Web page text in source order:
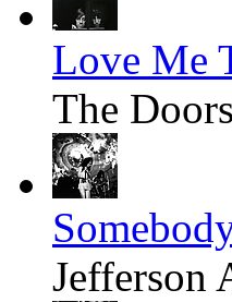
Love Me
The Doors
Jefferson